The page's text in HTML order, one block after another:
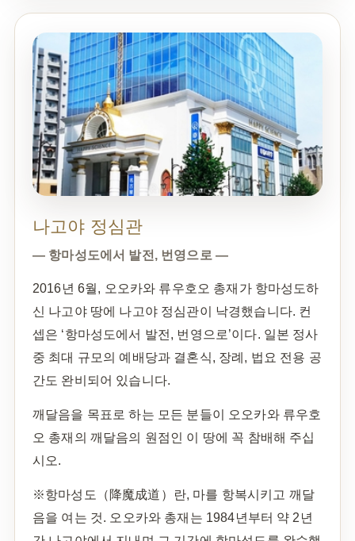
나고야 정심관
— 항마성도에서 발전, 번영으로 —
2016년 6월, 오오카와 류우호오 총재가 항마성도하
신 나고야 땅에 나고야 정심관이 낙경했습니다. 컨
셉은 ‘항마성도에서 발전, 번영으로’이다. 일본 정사
중 최대 규모의 예배당과 결혼식, 장례, 법요 전용 공
간도 완비되어 있습니다.
깨달음을 목표로 하는 모든 분들이 오오카와 류우호
오 총재의 깨달음의 원점인 이 땅에 꼭 참배해 주십
시오.
※항마성도（降魔成道）란, 마를 항복시키고 깨달
음을 여는 것. 오오카와 총재는 1984년부터 약 2년